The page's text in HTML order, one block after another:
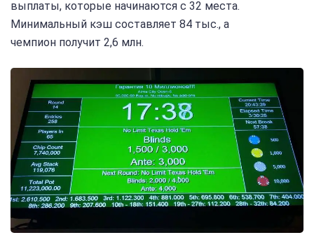
выплаты, которые начинаются с 32 места.
Минимальный кэш составляет 84 тыс., а
чемпион получит 2,6 млн.